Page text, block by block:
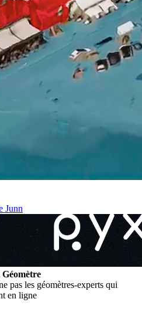
Junn
Géomètre
pas les géomètres-experts qui
en ligne